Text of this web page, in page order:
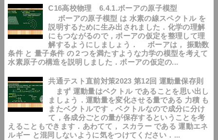
C16高校物理 6.4.1.ボーアの原子模型
ボーアの原子模型 は 水素の線スペクトル を
説明するために生み出されました．化学の理解
にもつながるので，ボーアの仮定を整理して理
解するようにしましょう． ボーアは， 振動数
条件 と 量子条件 の２つを満たすような力学の模型を考えて
水素原子の構造を説明しました．ボーアの仮定の...
共通テスト直前対策2023 第12回 運動量保存則
まず 運動量はベクトル であることを思い出し
ましょう．運動量を変化させる量である 力積 も
またベクトルです．ベクトルなので成分に分け
て，各成分ごとの量が保存するということを考
えることもできます．あわてて， スカラー である 運動エネ
ルギー と混同しないように気をつけてください．...